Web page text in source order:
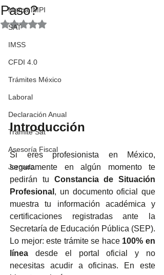
Marca IMPI
SAT
IMSS
CFDI 4.0
Trámites México
Laboral
Declaración Anual
Trámite Sat
Asesoría Fiscal
Jornada
Paso?
Obtuvo NaN de 5 estrellas.
Introducción
Si eres profesionista en México,
seguramente en algún momento te
pedirán tu Constancia de Situación
Profesional , un documento oficial que
muestra tu información académica y
certificaciones registradas ante la
Secretaría de Educación Pública (SEP).
Lo mejor: este trámite se hace 100% en
línea desde el portal oficial y no
necesitas acudir a oficinas. En este